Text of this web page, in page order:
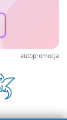
autopromocja